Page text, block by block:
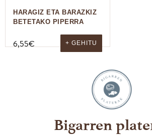
HARAGIZ ETA BARAZKIZ
BETETAKO PIPERRA
6,55€ + GEHITU
Bigarren